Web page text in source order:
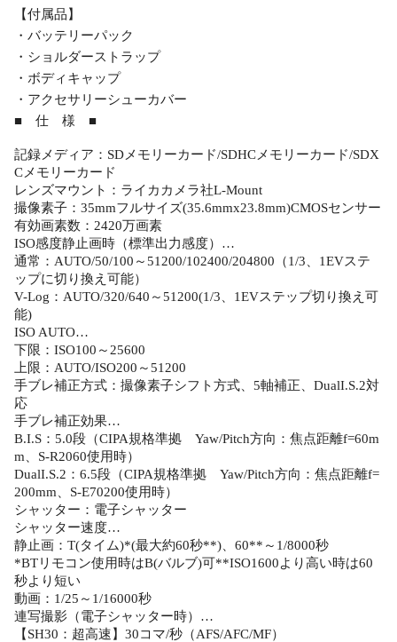
【付属品】
・バッテリーパック
・ショルダーストラップ
・ボディキャップ
・アクセサリーシューカバー
■ 仕 様 ■
記録メディア：SDメモリーカード/SDHCメモリーカード/SDX
Cメモリーカード
レンズマウント：ライカカメラ社L-Mount
撮像素子：35mmフルサイズ(35.6mmx23.8mm)CMOSセンサー
有効画素数：2420万画素
ISO感度静止画時（標準出力感度）…
通常：AUTO/50/100～51200/102400/204800（1/3、1EVステ
ップに切り換え可能）
V-Log：AUTO/320/640～51200(1/3、1EVステップ切り換え可
能)
ISO AUTO…
下限：ISO100～25600
上限：AUTO/ISO200～51200
手ブレ補正方式：撮像素子シフト方式、5軸補正、DualI.S.2対
応
手ブレ補正効果…
B.I.S：5.0段（CIPA規格準拠 Yaw/Pitch方向：焦点距離f=60m
m、S-R2060使用時）
DualI.S.2：6.5段（CIPA規格準拠 Yaw/Pitch方向：焦点距離f=
200mm、S-E70200使用時）
シャッター：電子シャッター
シャッター速度…
静止画：T(タイム)*(最大約60秒**)、60**～1/8000秒
*BTリモコン使用時はB(バルブ)可**ISO1600より高い時は60
秒より短い
動画：1/25～1/16000秒
連写撮影（電子シャッター時）…
【SH30：超高速】30コマ/秒（AFS/AFC/MF）